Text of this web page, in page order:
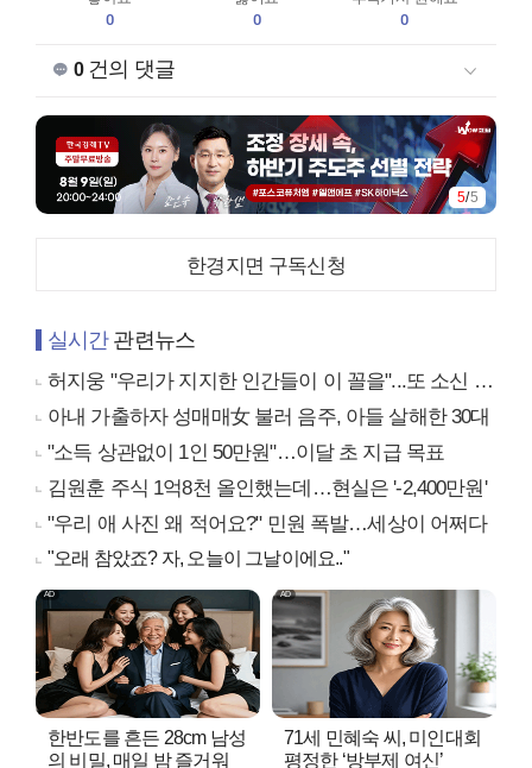
0
0
0
0건의 댓글
5/5
한경지면 구독신청
실시간관련뉴스
허지웅 "우리가 지지한 인간들이 이 꼴을"...또 소신 발언
아내 가출하자 성매매女 불러 음주, 아들 살해한 30대
"소득 상관없이 1인 50만원"…이달 초 지급 목표
김원훈 주식 1억8천 올인했는데…현실은 '-2,400만원'
"우리 애 사진 왜 적어요?" 민원 폭발…세상이 어쩌다
"오래 참았죠? 자, 오늘이 그날이에요.."
한반도를 흔든 28cm 남성
의 비밀, 매일 밤 즐거워
71세 민혜숙 씨, 미인대회
평정한 ‘방부제 여신’